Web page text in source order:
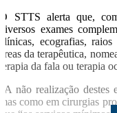
O STTS alerta que,
diversos exames
clínicas, ecografias,
áreas da terapêutica,
terapia da fala ou terapia
“A não realização destes
mas como em cirurgias